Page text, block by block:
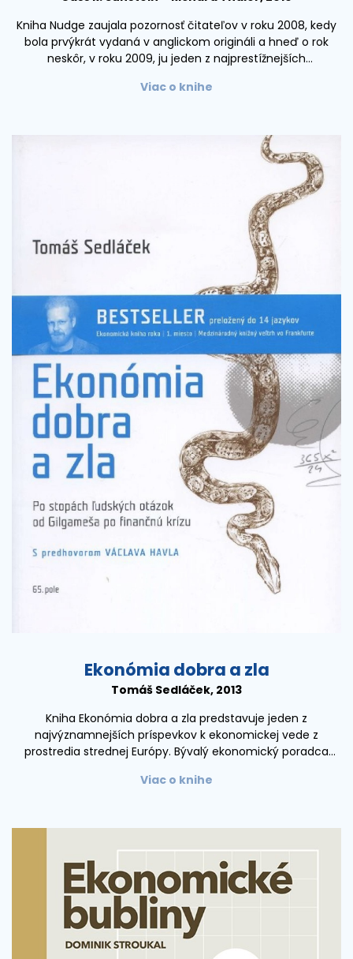
Kniha Nudge zaujala pozornosť čitateľov v roku 2008, kedy
bola prvýkrát vydaná v anglickom origináli a hneď o rok
neskôr, v roku 2009, ju jeden z najprestížnejších
jednu z najlepších kníh v danom roku.
Viac o knihe
Ekonómia dobra a zla
Tomáš Sedláček, 2013
Kniha Ekonómia dobra a zla predstavuje jeden z
najvýznamnejších príspevkov k ekonomickej vede z
prostredia strednej Európy. Bývalý ekonomický poradca
financií, Tomáš Sedláček, v nej popisuje ekonomické
nesmrteľnosti a ekonómie priateľstva v najstaršom diele
ľudstva – Epose o Gilgamešovi – a končiac pri
ekonomických problémoch moderného kapitalizmu a
ekonomického modelovania.
Viac o knihe